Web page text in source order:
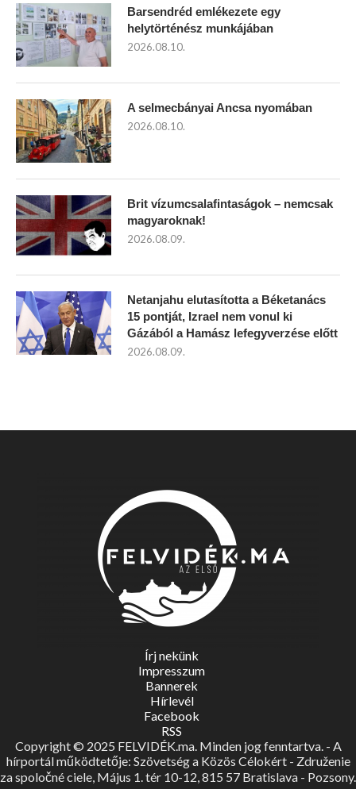
Barsendréd emlékezete egy
helytörténész munkájában
2026.08.10.
A selmecbányai Ancsa nyomában
2026.08.10.
Brit vízumcsalafintaságok – nemcsak
magyaroknak!
2026.08.09.
Netanjahu elutasította a Béketanács
15 pontját, Izrael nem vonul ki
Gázából a Hamász lefegyverzése előtt
2026.08.09.
Írj nekünk
Impresszum
Bannerek
Hírlevél
Facebook
RSS
Copyright © 2025 FELVIDÉK.ma. Minden jog fenntartva. - A
hírportál működtetője: Szövetség a Közös Célokért - Združenie
za spoločné ciele, Május 1. tér 10-12, 815 57 Bratislava - Pozsony.